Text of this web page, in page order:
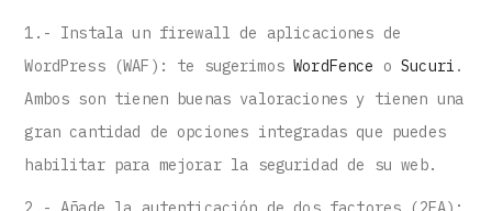
1.- Instala un firewall de aplicaciones de
WordPress (WAF): te sugerimosWordFence oSucuri .
Ambos son tienen buenas valoraciones y tienen una
gran cantidad de opciones integradas que puedes
habilitar para mejorar la seguridad de su web.